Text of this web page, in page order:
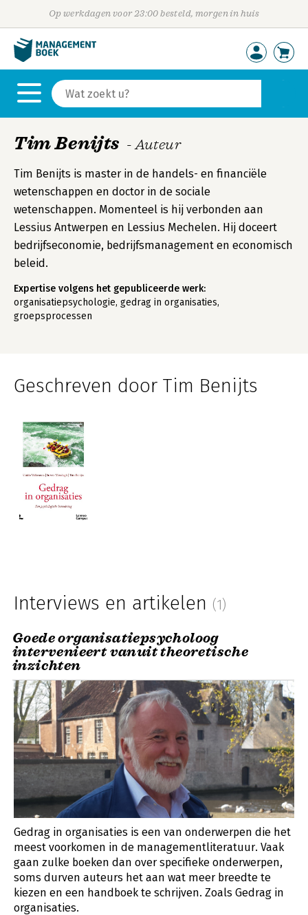
Op werkdagen voor 23:00 besteld, morgen in huis
Tim Benijts - Auteur
Tim Benijts is master in de handels- en financiële
wetenschappen en doctor in de sociale
wetenschappen. Momenteel is hij verbonden aan
Lessius Antwerpen en Lessius Mechelen. Hij doceert
bedrijfseconomie, bedrijfsmanagement en economisch
beleid.
Expertise volgens het gepubliceerde werk:
organisatiepsychologie, gedrag in organisaties,
groepsprocessen
Geschreven door Tim Benijts
Interviews en artikelen (1)
Goede organisatiepsycholoog
intervenieert vanuit theoretische
inzichten
Gedrag in organisaties is een van onderwerpen die het
meest voorkomen in de managementliteratuur. Vaak
gaan zulke boeken dan over specifieke onderwerpen,
soms durven auteurs het aan wat meer breedte te
kiezen en een handboek te schrijven. Zoals Gedrag in
organisaties.